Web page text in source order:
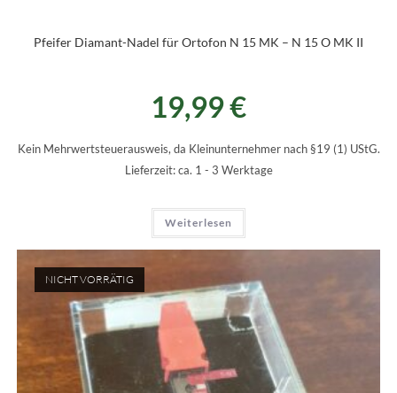
Pfeifer Diamant-Nadel für Ortofon N 15 MK – N 15 O MK II
19,99€
Kein Mehrwertsteuerausweis, da Kleinunternehmer nach §19 (1) UStG.
Lieferzeit: ca. 1 - 3 Werktage
Weiterlesen
NICHT VORRÄTIG